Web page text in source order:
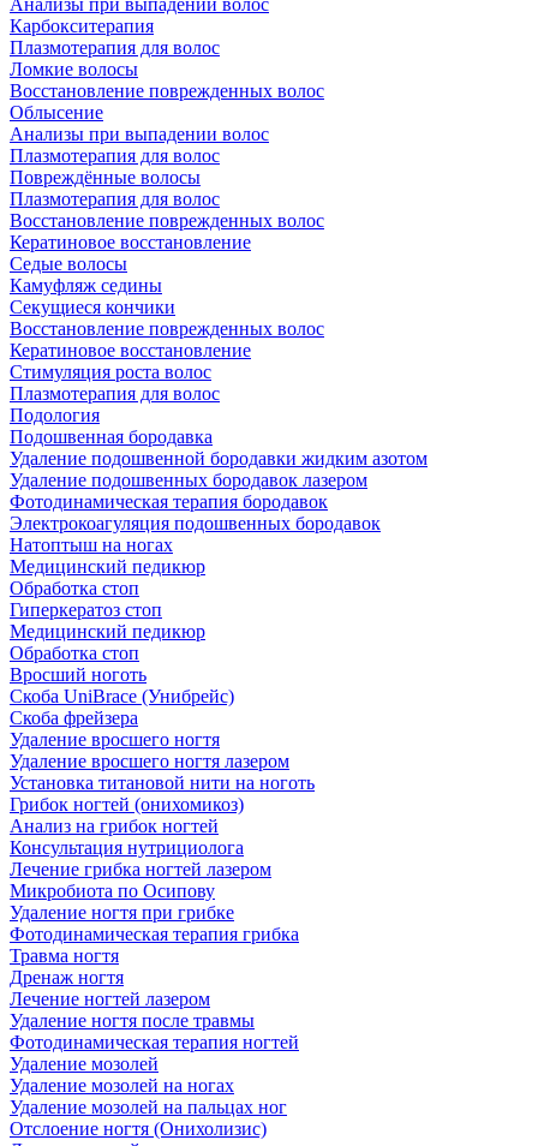
Анализы при выпадении волос
Карбокситерапия
Плазмотерапия для волос
Ломкие волосы
Восстановление поврежденных волос
Облысение
Анализы при выпадении волос
Плазмотерапия для волос
Повреждённые волосы
Плазмотерапия для волос
Восстановление поврежденных волос
Кератиновое восстановление
Седые волосы
Камуфляж седины
Секущиеся кончики
Восстановление поврежденных волос
Кератиновое восстановление
Стимуляция роста волос
Плазмотерапия для волос
Подология
Подошвенная бородавка
Удаление подошвенной бородавки жидким азотом
Удаление подошвенных бородавок лазером
Фотодинамическая терапия бородавок
Электрокоагуляция подошвенных бородавок
Натоптыш на ногах
Медицинский педикюр
Обработка стоп
Гиперкератоз стоп
Медицинский педикюр
Обработка стоп
Вросший ноготь
Скоба UniBrace (Унибрейс)
Скоба фрейзера
Удаление вросшего ногтя
Удаление вросшего ногтя лазером
Установка титановой нити на ноготь
Грибок ногтей (онихомикоз)
Анализ на грибок ногтей
Консультация нутрициолога
Лечение грибка ногтей лазером
Микробиота по Осипову
Удаление ногтя при грибке
Фотодинамическая терапия грибка
Травма ногтя
Дренаж ногтя
Лечение ногтей лазером
Удаление ногтя после травмы
Фотодинамическая терапия ногтей
Удаление мозолей
Удаление мозолей на ногах
Удаление мозолей на пальцах ног
Отслоение ногтя (Онихолизис)